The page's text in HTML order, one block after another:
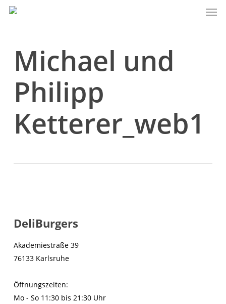
Skip
Michael und
Philipp
Ketterer_web1
DeliBurgers
Akademiestraße 39
76133 Karlsruhe
Öffnungszeiten:
Mo - So 11:30 bis 21:30 Uhr